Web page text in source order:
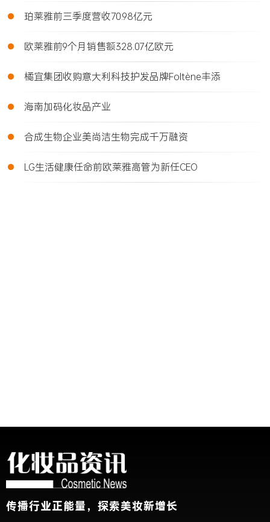
• 珀莱雅前三季度营收70.98亿元
• 欧莱雅前9个月销售额328.07亿欧元
• 橘宜集团收购意大利科技护发品牌Foltène丰添
• 海南加码化妆品产业
• 合成生物企业美尚洁生物完成千万融资
• LG生活健康任命前欧莱雅高管为新任CEO
传播行业正能量，探索美妆新增长